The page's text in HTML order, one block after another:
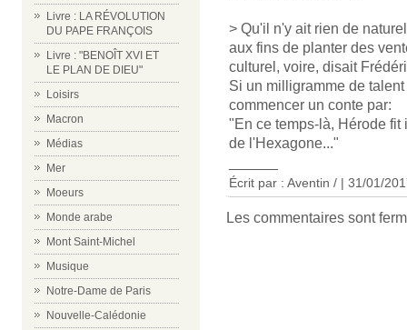
Livre : LA RÉVOLUTION
DU PAPE FRANÇOIS
Livre : "BENOÎT XVI ET
LE PLAN DE DIEU"
Loisirs
Macron
Médias
Mer
Moeurs
Monde arabe
Mont Saint-Michel
Musique
Notre-Dame de Paris
Nouvelle-Calédonie
> Qu'il n'y ait rien de
aux fins de planter des
culturel, voire, disait
Si un milligramme de
commencer un conte par:
"En ce temps-là, Hérode
de l'Hexagone..."
Écrit par : Aventin / | 31/01/
Les commentaires sont